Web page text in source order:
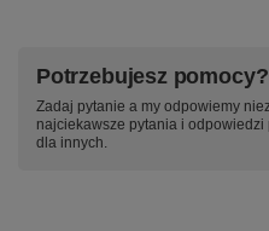
Potrzebujesz
Zadaj pytanie a my odpowiemy
najciekawsze pytania i odpowiedzi
dla innych.